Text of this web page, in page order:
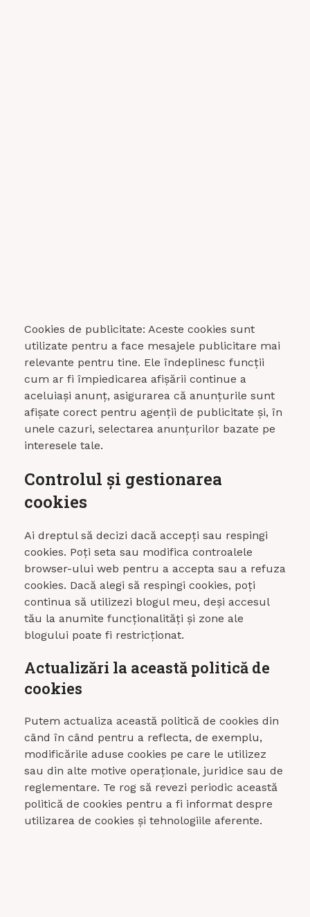
Cookies de publicitate: Aceste cookies sunt
utilizate pentru a face mesajele publicitare mai
relevante pentru tine. Ele îndeplinesc funcții
cum ar fi împiedicarea afișării continue a
aceluiași anunț, asigurarea că anunțurile sunt
afișate corect pentru agenții de publicitate și, în
unele cazuri, selectarea anunțurilor bazate pe
interesele tale.
Controlul și gestionarea
cookies
Ai dreptul să decizi dacă accepți sau respingi
cookies. Poți seta sau modifica controalele
browser-ului web pentru a accepta sau a refuza
cookies. Dacă alegi să respingi cookies, poți
continua să utilizezi blogul meu, deși accesul
tău la anumite funcționalități și zone ale
blogului poate fi restricționat.
Actualizări la această politică de
cookies
Putem actualiza această politică de cookies din
când în când pentru a reflecta, de exemplu,
modificările aduse cookies pe care le utilizez
sau din alte motive operaționale, juridice sau de
reglementare. Te rog să revezi periodic această
politică de cookies pentru a fi informat despre
utilizarea de cookies și tehnologiile aferente.